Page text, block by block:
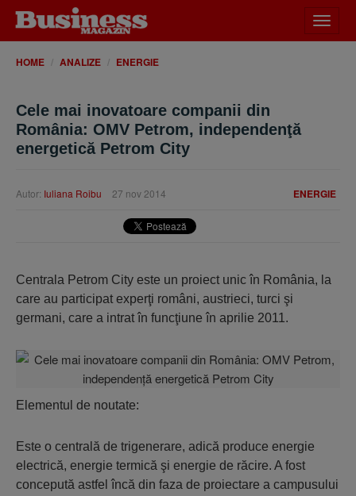
meniu
HOME ANALIZE ENERGIE
Cele mai inovatoare companii din
România: OMV Petrom, independenţă
energetică Petrom City
ENERGIE
Autor: Iuliana Roibu 27 nov 2014
Centrala Petrom City este un proiect unic în România, la
care au participat experţi români, austrieci, turci şi
germani, care a intrat în funcţiune în aprilie 2011.
Elementul de noutate:
Este o centrală de trigenerare, adică produce energie
electrică, energie termică şi energie de răcire. A fost
concepută astfel încă din faza de proiectare a campusului